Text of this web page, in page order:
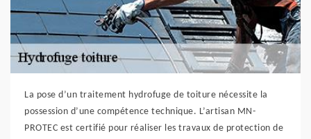
La pose d’un traitement hydrofuge de toiture nécessite la
possession d’une compétence technique. L’artisan MN-
PROTEC est certifié pour réaliser les travaux de protection de